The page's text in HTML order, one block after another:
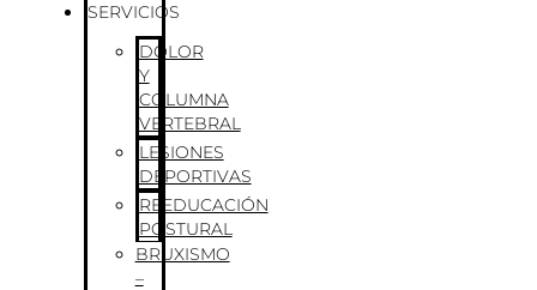
SERVICIOS
DOLOR
Y
COLUMNA
VERTEBRAL
LESIONES
DEPORTIVAS
REEDUCACIÓN
POSTURAL
BRUXISMO
–